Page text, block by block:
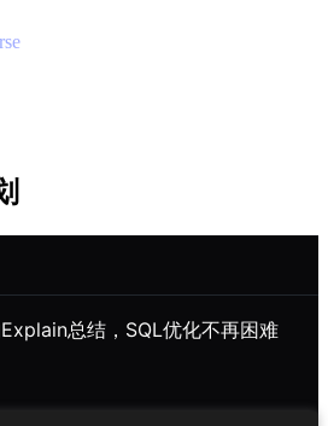
总结，SQL优化不再困难